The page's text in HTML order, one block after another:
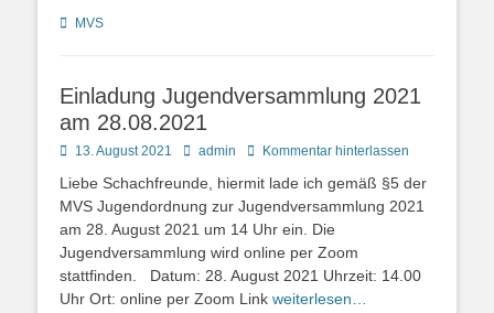
Kategorien
MVS
Einladung Jugendversammlung 2021
am 28.08.2021
Posted
13. August 2021 Autoradmin Kommentar hinterlassen
Liebe Schachfreunde, hiermit lade ich gemäß §5 der
MVS Jugendordnung zur Jugendversammlung 2021
am 28. August 2021 um 14 Uhr ein. Die
Jugendversammlung wird online per Zoom
stattfinden. Datum: 28. August 2021 Uhrzeit: 14.00
Uhr Ort: online per Zoom Link weiterlesen…